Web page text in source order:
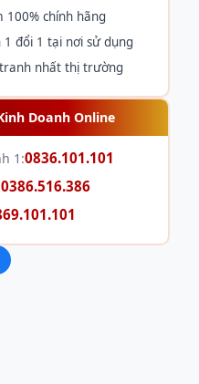
100% chính hãng
1 đổi 1 tại nơi sử dụng
nhất thị trường
Doanh Online
1:0836.101.101
0386.516.386